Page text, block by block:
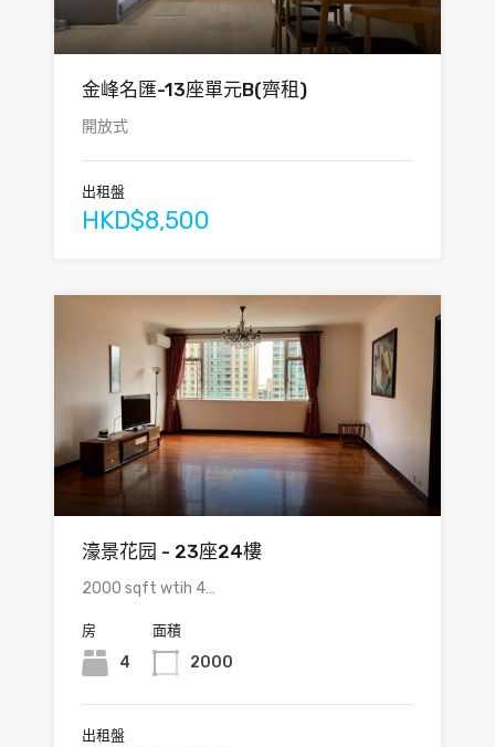
金峰名匯-13座單元B(齊租)
開放式
出租盤
HKD$8,500
濠景花园 - 23座24樓
2000 sqft wtih 4…
房
4
面積
2000
出租盤